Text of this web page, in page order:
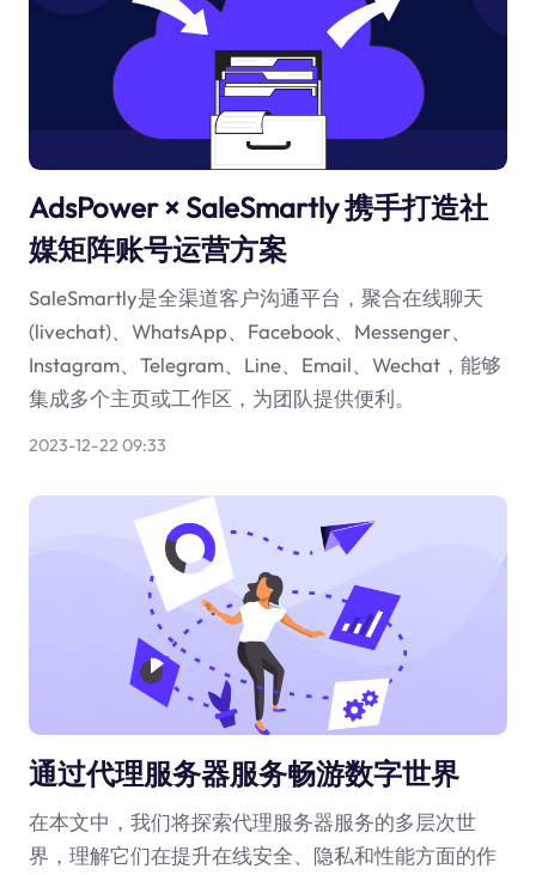
AdsPower × SaleSmartly 携手打造社
媒矩阵账号运营方案
SaleSmartly是全渠道客户沟通平台，聚合在线聊天
(livechat)、WhatsApp、Facebook、Messenger、
Instagram、Telegram、Line、Email、Wechat，能够
集成多个主页或工作区，为团队提供便利。
2023-12-22 09:33
通过代理服务器服务畅游数字世界
在本文中，我们将探索代理服务器服务的多层次世
界，理解它们在提升在线安全、隐私和性能方面的作